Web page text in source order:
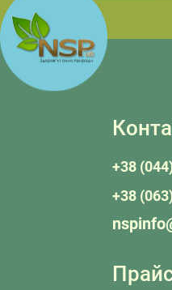
+38
+38